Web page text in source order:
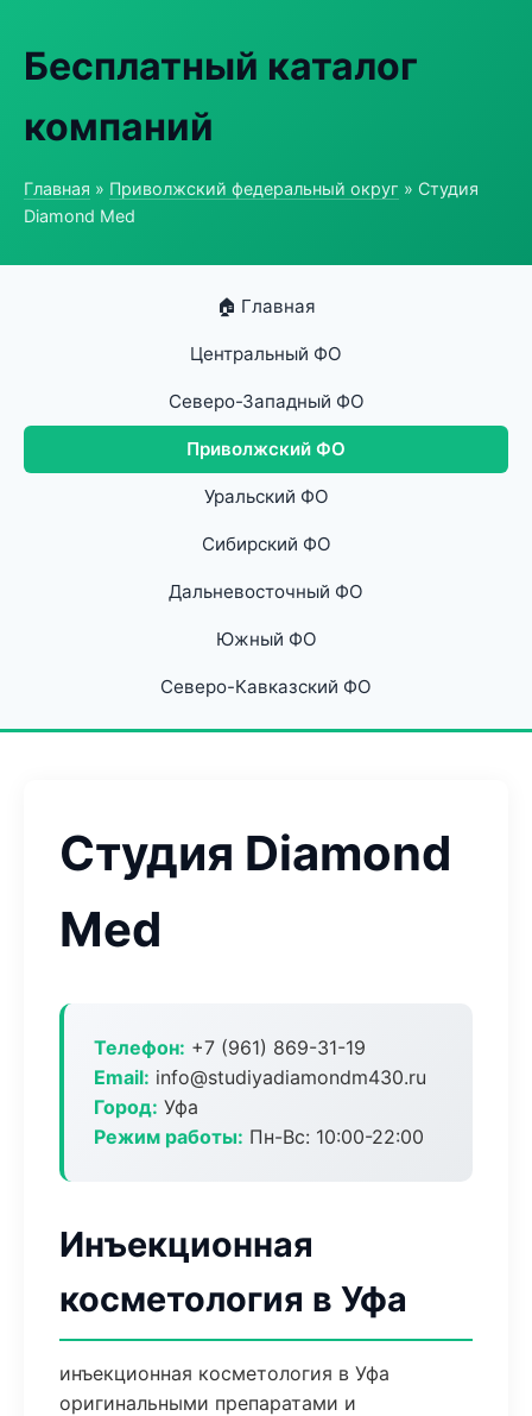
Бесплатный каталог
компаний
Главная » Приволжский федеральный округ » Студия
Diamond Med
🏠 Главная
Центральный ФО
Северо-Западный ФО
Приволжский ФО
Уральский ФО
Сибирский ФО
Дальневосточный ФО
Южный ФО
Северо-Кавказский ФО
Студия Diamond
Med
Телефон: +7 (961) 869-31-19
Email: info@studiyadiamondm430.ru
Город: Уфа
Режим работы: Пн-Вс: 10:00-22:00
Инъекционная
косметология в Уфа
инъекционная косметология в Уфа
оригинальными препаратами и